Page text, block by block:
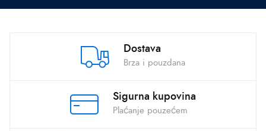
Dostava
Brza i pouzdana
Sigurna kupovina
Plaćanje pouzećem